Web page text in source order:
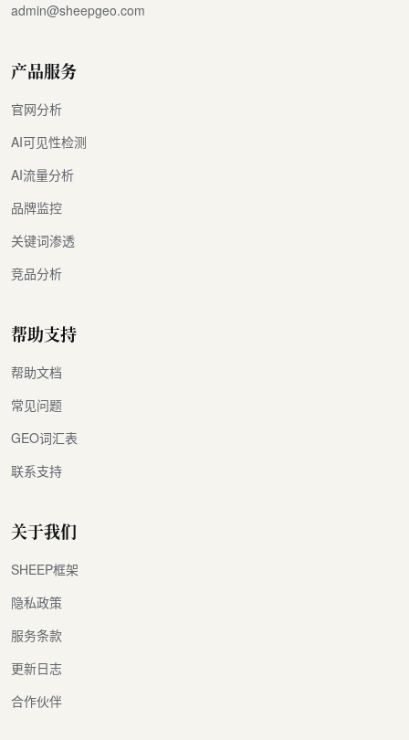
admin@sheepgeo.com
产品服务
官网分析
AI可见性检测
AI流量分析
品牌监控
关键词渗透
竞品分析
帮助支持
帮助文档
常见问题
GEO词汇表
联系支持
关于我们
SHEEP框架
隐私政策
服务条款
更新日志
合作伙伴